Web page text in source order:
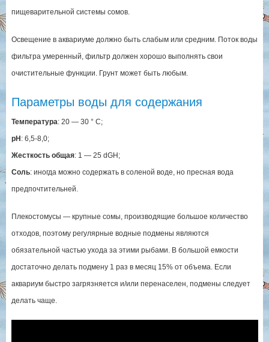
пищеварительной системы сомов.
Освещение в аквариуме должно быть слабым или средним. Поток воды
фильтра умеренный, фильтр должен хорошо выполнять свои
очистительные функции. Грунт может быть любым.
Параметры воды для содержания
Температура: 20 — 30 ° C;
pH : 6,5-8,0;
Жесткость общая: 1 — 25 dGH;
Соль: иногда можно содержать в соленой воде, но пресная вода
предпочтительней.
Плекостомусы — крупные сомы, производящие большое количество
отходов, поэтому регулярные водные подмены являются
обязательной частью ухода за этими рыбами. В большой емкости
достаточно делать подмену 1 раз в месяц 15% от объема. Если
аквариум быстро загрязняется и/или перенаселен, подмены следует
делать чаще.